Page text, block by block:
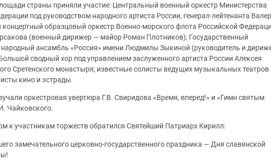
страны приняли участие: Центральный военный оркестр Министерства
под руководством народного артиста России, генерал-лейтенанта
образцовый оркестр Военно-морского флота Российской
(военный дирижер — майор Роман Плотников); Государственный
народный ансамбль «Россия» имени Людмилы Зыкиной (руководитель и
сводный хор под управлением заслуженного артиста России Алексея
Сретенского монастыря; известные солисты ведущих музыкальных театров
кино и эстрады.
оркестровая увертюра Г.В. Свиридова «Время, вперед!» и «Гимн святым
Чайковского.
к участникам торжеств обратился Святейший Патриарх Кирилл:
замечательного церковно-государственного праздника — Дня славянской